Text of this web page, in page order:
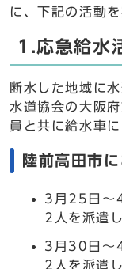
に、下記の活動
1.応急給水
断水した地域に
水道協会の大阪
員と共に給水車
陸前高田市
3月25日～
2人を派遣
3月30日～
2人を派遣